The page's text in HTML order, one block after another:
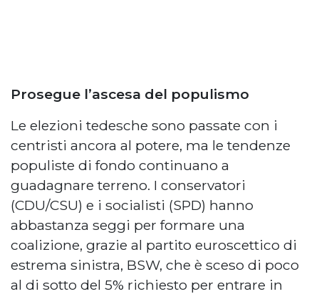
Prosegue l’ascesa del populismo
Le elezioni tedesche sono passate con i
centristi ancora al potere, ma le tendenze
populiste di fondo continuano a
guadagnare terreno. I conservatori
(CDU/CSU) e i socialisti (SPD) hanno
abbastanza seggi per formare una
coalizione, grazie al partito euroscettico di
estrema sinistra, BSW, che è sceso di poco
al di sotto del 5% richiesto per entrare in